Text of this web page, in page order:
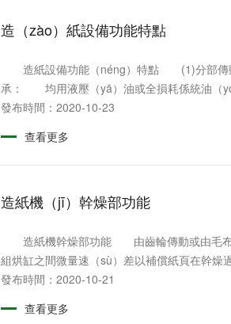
造（zào）紙設備功能特點
造紙設備功能（néng）特點 (1)分部傳動
承： 均用液壓（yā）油或全損耗係統油（
發布時間：2020-10-23
查看更多
造紙機（jī）幹燥部功能
造紙機幹燥部功能 由齒輪傳動或由毛布帶
組烘缸之間微量速（sù）差以補償紙頁在幹燥
發布時間：2020-10-21
查看更多